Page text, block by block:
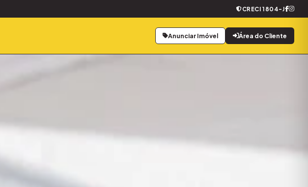
CRECI 1804-J
Anunciar Imóvel Área do Cliente